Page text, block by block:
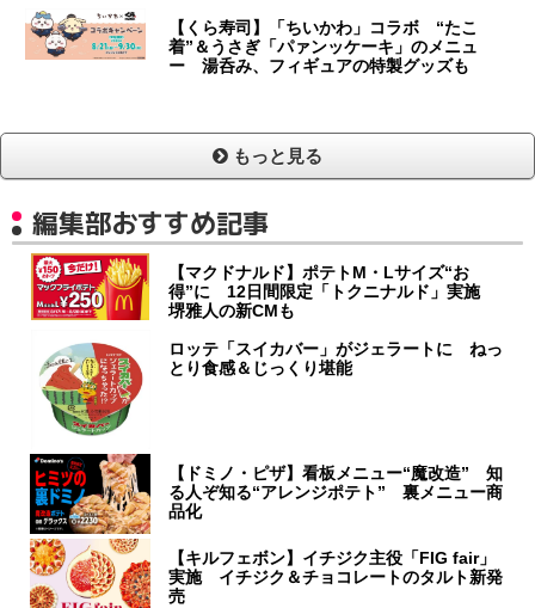
【くら寿司】「ちいかわ」コラボ “たこ
着”＆うさぎ「パァンッケーキ」のメニュ
ー 湯呑み、フィギュアの特製グッズも
もっと見る
編集部おすすめ記事
【マクドナルド】ポテトM・Lサイズ“お
得”に 12日間限定「トクニナルド」実施
堺雅人の新CMも
ロッテ「スイカバー」がジェラートに ねっ
とり食感＆じっくり堪能
【ドミノ・ピザ】看板メニュー“魔改造” 知
る人ぞ知る“アレンジポテト” 裏メニュー商
品化
【キルフェボン】イチジク主役「FIG fair」
実施 イチジク＆チョコレートのタルト新発
売